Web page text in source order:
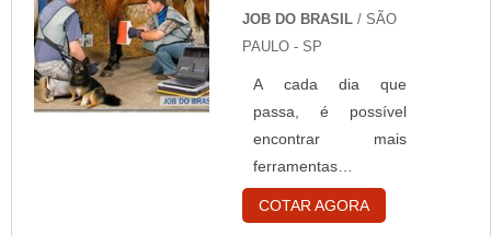
Com agulhas
descartáveis, as
seringas utilizadas
para a aplicação de
insulina possuem fácil
manuseio e
JOB DO BRASIL / SÃO
PAULO - SP
A cada dia que
passa, é possível
encontrar mais
ferramentas e
equipamentos de
qualidade no
COTAR AGORA